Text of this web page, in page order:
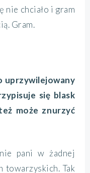
nie chciało i gram
Gram.
uprzywilejowany
się blask
może znurzyć
pani w żadnej
towarzyskich. Tak